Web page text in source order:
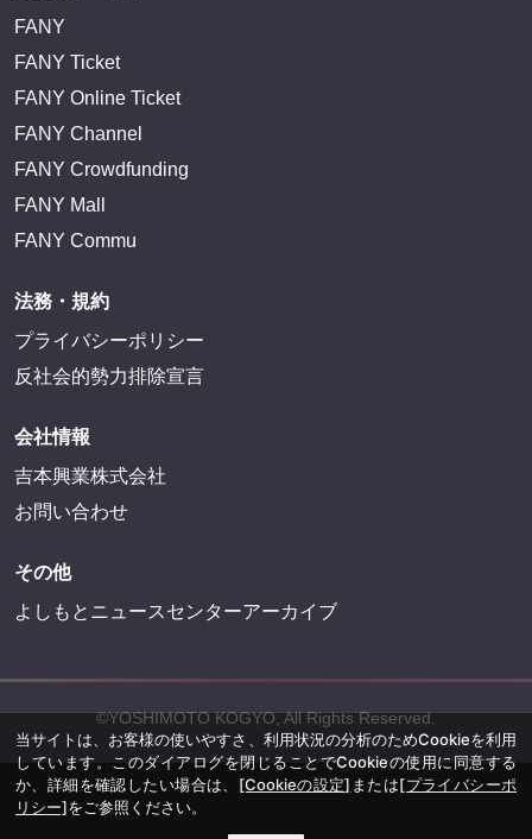
FANY
FANY Ticket
FANY Online Ticket
FANY Channel
FANY Crowdfunding
FANY Mall
FANY Commu
法務・規約
プライバシーポリシー
反社会的勢力排除宣言
会社情報
吉本興業株式会社
お問い合わせ
その他
よしもとニュースセンターアーカイブ
©YOSHIMOTO KOGYO, All Rights Reserved.
当サイトは、お客様の使いやすさ、利用状況の分析のためCookieを利用
しています。このダイアログを閉じることでCookieの使用に同意する
か、詳細を確認したい場合は、 [Cookieの設定] または[プライバシーポ
リシー]をご参照ください。